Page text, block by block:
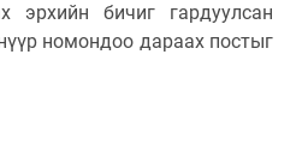
эрхийн бичиг гардуулсан
номондоо дараах постыг